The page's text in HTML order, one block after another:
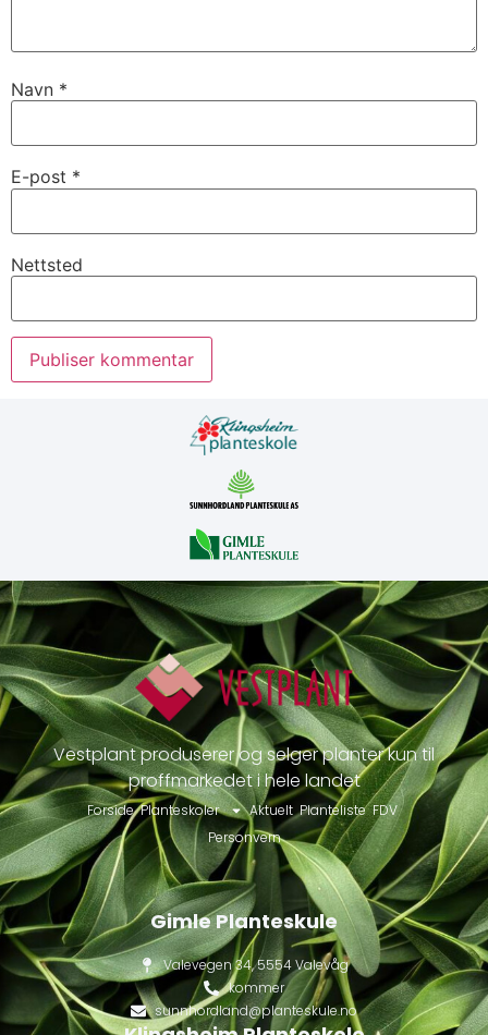
Navn *
E-post *
Nettsted
Vestplant produserer og selger planter kun til
proffmarkedet i hele landet
Forside Planteskoler Aktuelt Planteliste FDV
Personvern
Gimle Planteskule
Valevegen 34, 5554 Valevåg
kommer
sunnhordland@planteskule.no